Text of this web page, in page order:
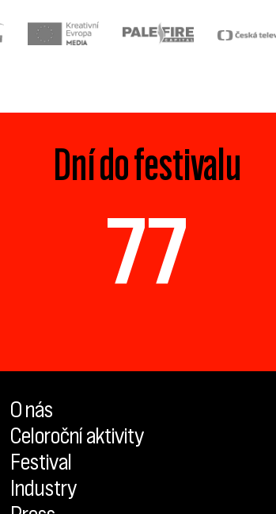
Dní do festivalu
77
O nás
Celoroční aktivity
Festival
Industry